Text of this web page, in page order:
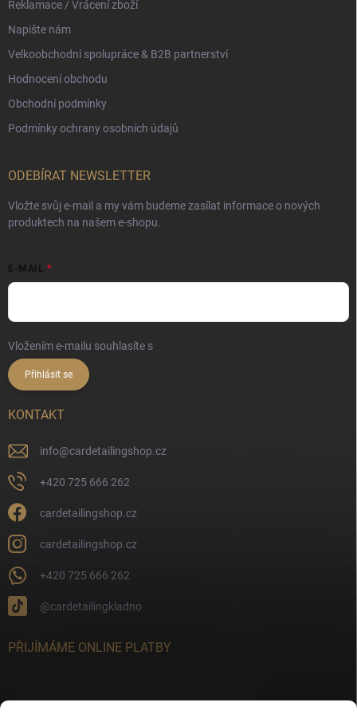
Reklamace / Vrácení zboží
Napište nám
Velkoobchodní spolupráce & B2B partnerství
Hodnocení obchodu
Obchodní podmínky
Podmínky ochrany osobních údajů
ODEBÍRAT NEWSLETTER
Vložte svůj e-mail a my vám budeme zasílat informace o nových
produktech na našem e-shopu.
E-MAIL
Vložením e-mailu souhlasíte s
Přihlásit se
KONTAKT
info@cardetailingshop.cz
+420 725 666 262
cardetailingshop.cz
cardetailingshop.cz
+420 725 666 262
@cardetailingkladno
PŘIJÍMÁME ONLINE PLATBY